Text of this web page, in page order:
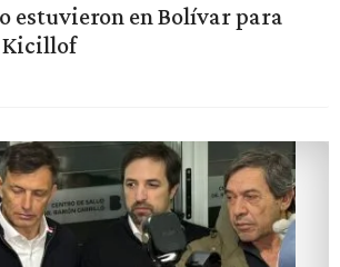
estuvieron en Bolívar para
Kicillof